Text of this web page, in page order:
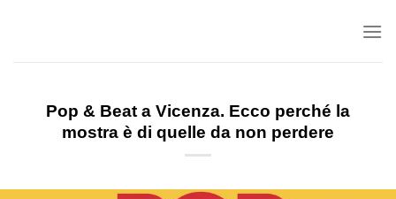
Pop & Beat a Vicenza. Ecco perché la
mostra è di quelle da non perdere